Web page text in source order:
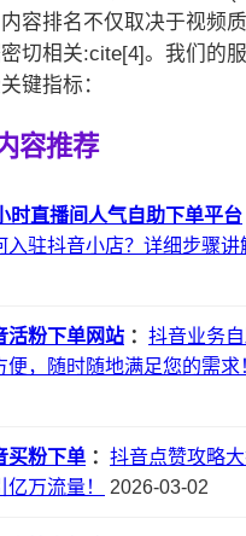
容排名不仅取决于视频
切相关:cite[4]。我们的
键指标：
容推荐
时直播间人气自助下单平台
入驻抖音小店？详细步骤讲
活粉下单网站 ： 抖音业务
便，随时随地满足您的需求
买粉下单 ： 抖音点赞攻略
亿万流量！
2026-03-02